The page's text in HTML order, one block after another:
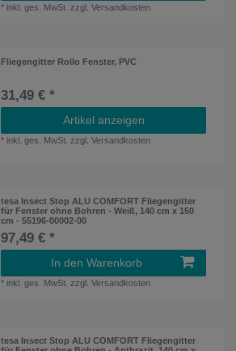
* inkl. ges. MwSt. zzgl.Versandkosten
Fliegengitter Rollo Fenster, PVC
31,49 € *
Artikel anzeigen
* inkl. ges. MwSt. zzgl.Versandkosten
tesa Insect Stop ALU COMFORT Fliegengitter
für Fenster ohne Bohren - Weiß, 140 cm x 150
cm - 55196-00002-00
97,49 € *
In den Warenkorb
* inkl. ges. MwSt. zzgl.Versandkosten
tesa Insect Stop ALU COMFORT Fliegengitter